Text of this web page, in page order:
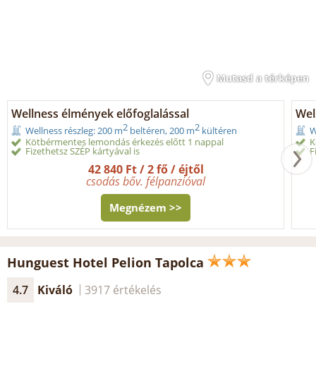
Mutasd a térképen
Wellness élmények előfoglalással
Wellness részleg: 200 m2 beltéren, 200 m2 kültéren
Kötbérmentes lemondás érkezés előtt 1 nappal
Fizethetsz SZÉP kártyával is
42 840 Ft / 2 fő / éjtől
csodás bőv. félpanzióval
Megnézem >>
Hunguest Hotel Pelion Tapolca
4.7 Kiváló 3917 értékelés